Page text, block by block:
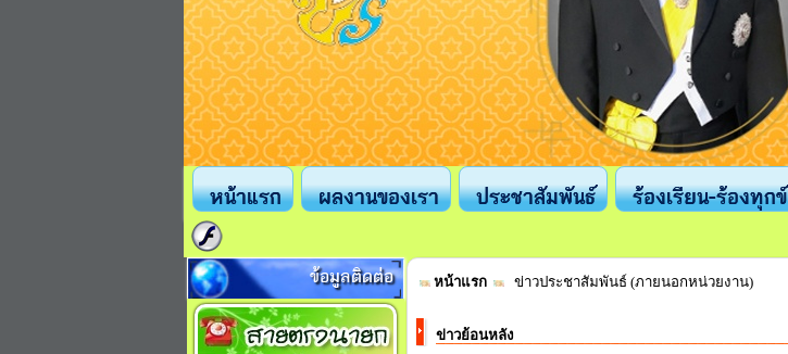
หน้าแรก ผลงานของเรา ประชาสัมพันธ์ ร้องเรียน-ร้องทุกข์
ข้อมูลติดต่อ หน้าแรก ข่าวประชาสัมพันธ์ (ภายนอกหน่วยงาน)
ข่าวย้อนหลัง